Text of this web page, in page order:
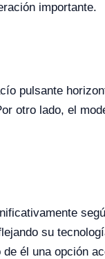
importante.
pulsante
otro lado, el
su
él una opción